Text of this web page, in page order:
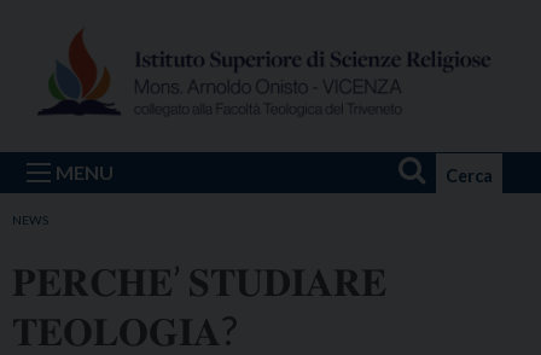
Cerca
MENU
NEWS
𝐏𝐄𝐑𝐂𝐇𝐄’ 𝐒𝐓𝐔𝐃𝐈𝐀𝐑𝐄
𝐓𝐄𝐎𝐋𝐎𝐆𝐈𝐀?